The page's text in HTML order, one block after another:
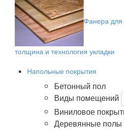
Фанера для
толщина и технология укладки
Напольные покрытия
Бетонный пол
Виды помещений
Виниловое
Деревянные полы